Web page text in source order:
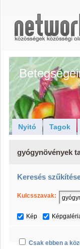
Nyitó Tagok
gyógynövények
Keresés
Kulcsszavak:
Kép
Csak ebben a